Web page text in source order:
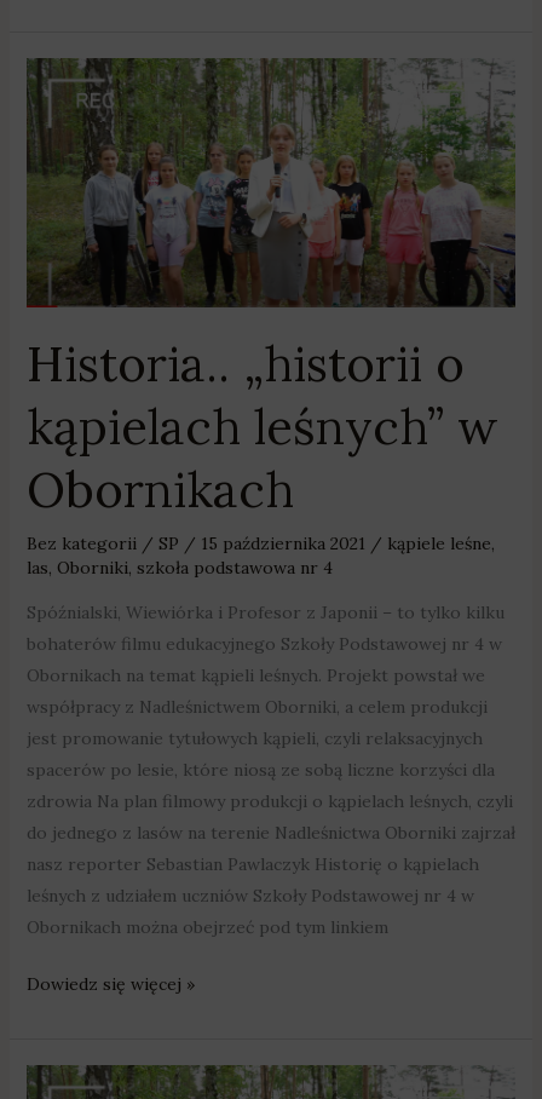
Historia.. „historii o
kąpielach leśnych” w
Obornikach
Bez kategorii/ SP / 15 października 2021 / kąpiele leśne,
las, Oborniki, szkoła podstawowa nr 4
Spóźnialski, Wiewiórka i Profesor z Japonii – to tylko kilku
bohaterów filmu edukacyjnego Szkoły Podstawowej nr 4 w
Obornikach na temat kąpieli leśnych. Projekt powstał we
współpracy z Nadleśnictwem Oborniki, a celem produkcji
jest promowanie tytułowych kąpieli, czyli relaksacyjnych
spacerów po lesie, które niosą ze sobą liczne korzyści dla
zdrowia Na plan filmowy produkcji o kąpielach leśnych, czyli
do jednego z lasów na terenie Nadleśnictwa Oborniki zajrzał
nasz reporter Sebastian Pawlaczyk Historię o kąpielach
leśnych z udziałem uczniów Szkoły Podstawowej nr 4 w
Obornikach można obejrzeć pod tym linkiem
Historia..
„historii
o
kąpielach
leśnych”
Obornikach
Dowiedz się więcej »
Historia..